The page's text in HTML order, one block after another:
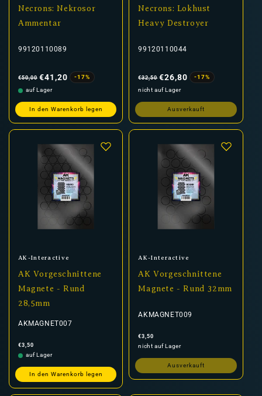
Necrons: Nekrosor
Ammentar
99120110089
Preis
€50,00 €41,20
-17%
auf Lager
In den Warenkorb legen
Necrons: Lokhust
Heavy Destroyer
99120110044
Preis
€32,50 €26,80
-17%
nicht auf Lager
Ausverkauft
Anbieter:
AK-Interactive
AK Vorgeschnittene
Magnete - Rund
28,5mm
AKMAGNET007
Normaler
Preis
€3,50
auf Lager
In den Warenkorb legen
Anbieter:
AK-Interactive
AK Vorgeschnittene
Magnete - Rund 32mm
AKMAGNET009
Normaler
Preis
€3,50
nicht auf Lager
Ausverkauft